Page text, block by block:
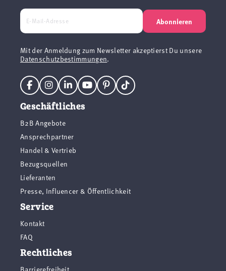
Abonnieren
Mit der Anmeldung zum Newsletter akzeptierst Du unsere
Datenschutzbestimmungen.
Geschäftliches
B2B Angebote
Ansprechpartner
Handel & Vertrieb
Bezugsquellen
Lieferanten
Presse, Influencer & Öffentlichkeit
Service
Kontakt
FAQ
Rechtliches